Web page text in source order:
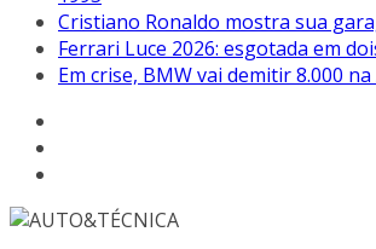
Cristiano Ronaldo mostra sua
Ferrari Luce 2026: esgotada em
Em crise, BMW vai demitir 8.000